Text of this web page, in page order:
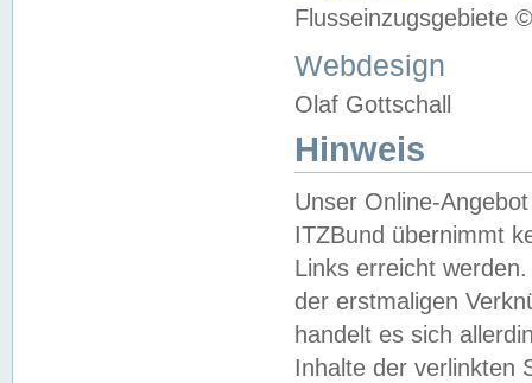
Flusseinzugsgebiete
Webdesign
Olaf Gottschall
Hinweis
Unser Online-
ITZBund übernimmt
Links erreicht
der erstmaligen
handelt es sich
Inhalte der verlinkten